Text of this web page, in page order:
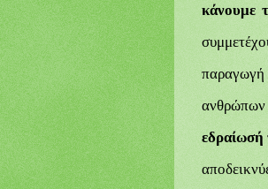
κάνουμε
ανθρώπων
εδραίωσή